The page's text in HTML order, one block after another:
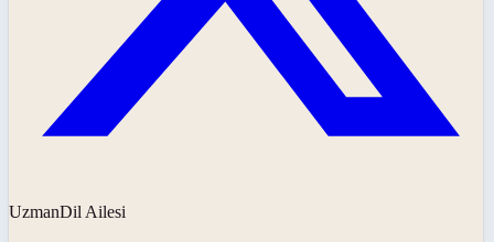
UzmanDil Ailesi